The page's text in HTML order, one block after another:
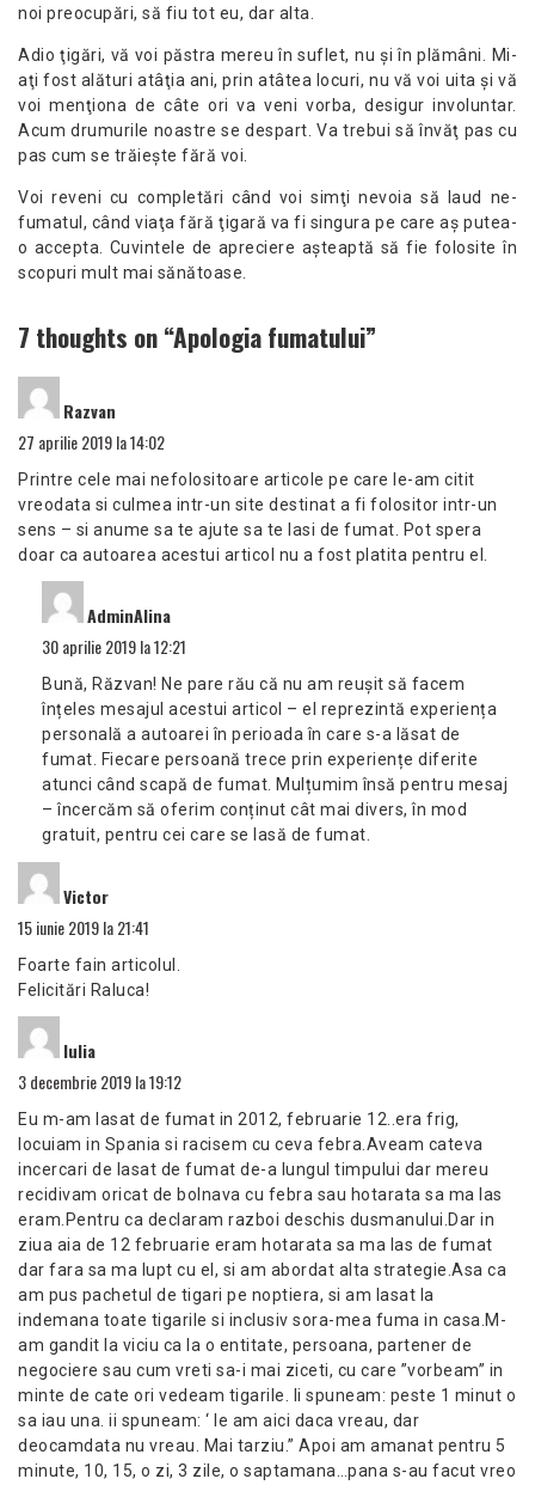
noi preocupări, să fiu tot eu, dar alta.
Adio ţigări, vă voi păstra mereu în suflet, nu şi în plămâni. Mi-
aţi fost alături atâţia ani, prin atâtea locuri, nu vă voi uita şi vă
voi menţiona de câte ori va veni vorba, desigur involuntar.
Acum drumurile noastre se despart. Va trebui să învăţ pas cu
pas cum se trăieşte fără voi.
Voi reveni cu completări când voi simţi nevoia să laud ne-
fumatul, când viaţa fără ţigară va fi singura pe care aş putea-
o accepta. Cuvintele de apreciere aşteaptă să fie folosite în
scopuri mult mai sănătoase.
7 thoughts on “Apologia fumatului”
Razvan
27 aprilie 2019 la 14:02
Printre cele mai nefolositoare articole pe care le-am citit
vreodata si culmea intr-un site destinat a fi folositor intr-un
sens – si anume sa te ajute sa te lasi de fumat. Pot spera
doar ca autoarea acestui articol nu a fost platita pentru el.
AdminAlina
30 aprilie 2019 la 12:21
Bună, Răzvan! Ne pare rău că nu am reușit să facem
înțeles mesajul acestui articol – el reprezintă experiența
personală a autoarei în perioada în care s-a lăsat de
fumat. Fiecare persoană trece prin experiențe diferite
atunci când scapă de fumat. Mulțumim însă pentru mesaj
– încercăm să oferim conținut cât mai divers, în mod
gratuit, pentru cei care se lasă de fumat.
Victor
15 iunie 2019 la 21:41
Foarte fain articolul.
Felicitări Raluca!
Iulia
3 decembrie 2019 la 19:12
Eu m-am lasat de fumat in 2012, februarie 12..era frig,
locuiam in Spania si racisem cu ceva febra.Aveam cateva
incercari de lasat de fumat de-a lungul timpului dar mereu
recidivam oricat de bolnava cu febra sau hotarata sa ma las
eram.Pentru ca declaram razboi deschis dusmanului.Dar in
ziua aia de 12 februarie eram hotarata sa ma las de fumat
dar fara sa ma lupt cu el, si am abordat alta strategie.Asa ca
am pus pachetul de tigari pe noptiera, si am lasat la
indemana toate tigarile si inclusiv sora-mea fuma in casa.M-
am gandit la viciu ca la o entitate, persoana, partener de
negociere sau cum vreti sa-i mai ziceti, cu care ”vorbeam” in
minte de cate ori vedeam tigarile. Ii spuneam: peste 1 minut o
sa iau una. ii spuneam: ‘ le am aici daca vreau, dar
deocamdata nu vreau. Mai tarziu.” Apoi am amanat pentru 5
minute, 10, 15, o zi, 3 zile, o saptamana…pana s-au facut vreo